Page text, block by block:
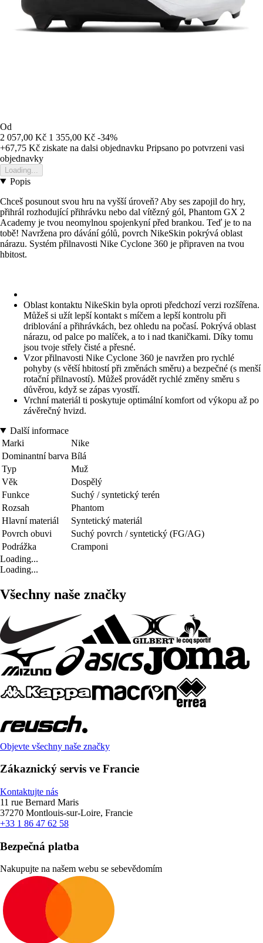
Od
2 057,00 Kč 1 355,00 Kč -34%
+67,75 Kč ziskate na dalsi objednavku Pripsano po potvrzeni vasi
objednavky
Loading...
Popis
Chceš posunout svou hru na vyšší úroveň? Aby ses zapojil do hry,
přihrál rozhodující přihrávku nebo dal vítězný gól, Phantom GX 2
Academy je tvou neomylnou spojenkyní před brankou. Teď je to na
tobě! Navržena pro dávání gólů, povrch NikeSkin pokrývá oblast
nárazu. Systém přilnavosti Nike Cyclone 360 je připraven na tvou
hbitost.
Oblast kontaktu NikeSkin byla oproti předchozí verzi rozšířena.
Můžeš si užít lepší kontakt s míčem a lepší kontrolu při
driblování a přihrávkách, bez ohledu na počasí. Pokrývá oblast
nárazu, od palce po malíček, a to i nad tkaničkami. Díky tomu
jsou tvoje střely čisté a přesné.
Vzor přilnavosti Nike Cyclone 360 je navržen pro rychlé
pohyby (s větší hbitostí při změnách směru) a bezpečné (s menší
rotační přilnavostí). Můžeš provádět rychlé změny směru s
důvěrou, když se zápas vyostří.
Vrchní materiál ti poskytuje optimální komfort od výkopu až po
závěrečný hvizd.
Další informace
Marki
Nike
Dominantní barva Bílá
Typ
Muž
Věk
Dospělý
Funkce
Suchý / syntetický terén
Rozsah
Phantom
Hlavní materiál
Syntetický materiál
Povrch obuvi
Suchý povrch / syntetický (FG/AG)
Podrážka
Cramponi
Loading...
Loading...
Všechny naše značky
Objevte všechny naše značky
Zákaznický servis ve Francie
Kontaktujte nás
11 rue Bernard Maris
37270 Montlouis-sur-Loire, Francie
+33 1 86 47 62 58
Bezpečná platba
Nakupujte na našem webu se sebevědomím